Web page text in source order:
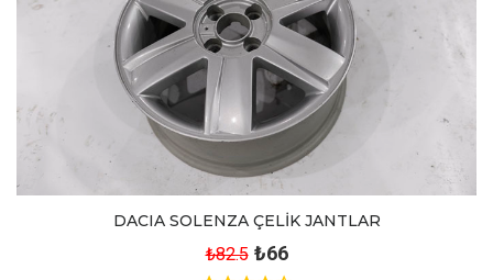
DACIA SOLENZA ÇELİK JANTLAR
₺82.5 ₺66